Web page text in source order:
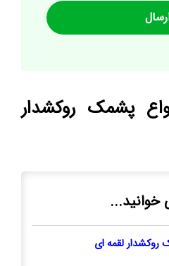
پشمک روکشدار
خوانید...
لقمه ای